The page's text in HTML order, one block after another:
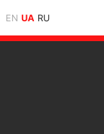
EN UA RU